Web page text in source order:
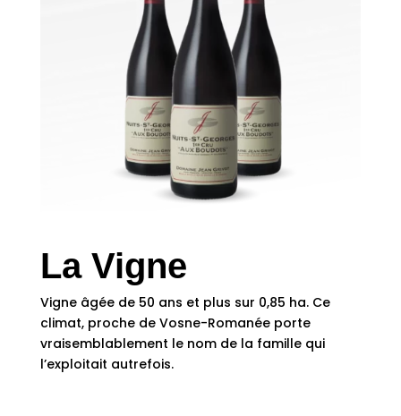
La Vigne
Vigne âgée de 50 ans et plus sur 0,85 ha. Ce
climat, proche de Vosne-Romanée porte
vraisemblablement le nom de la famille qui
l’exploitait autrefois.